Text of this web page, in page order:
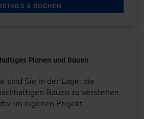
& BUCHEN
Planen und Bauen
sind Sie in der Lage, die
Bauen zu verstehen
im eigenen Projekt